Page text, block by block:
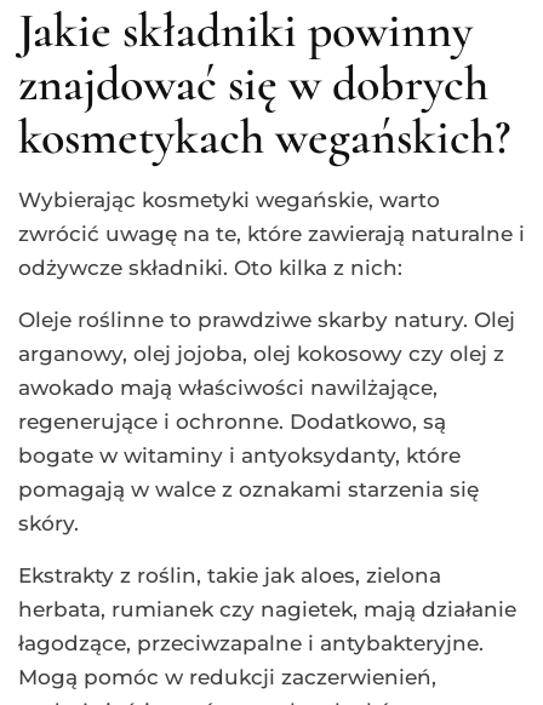
Jakie składniki powinny
znajdować się w dobrych
kosmetykach wegańskich?
Wybierając kosmetyki wegańskie, warto
zwrócić uwagę na te, które zawierają naturalne i
odżywcze składniki. Oto kilka z nich:
Oleje roślinne to prawdziwe skarby natury. Olej
arganowy, olej jojoba, olej kokosowy czy olej z
awokado mają właściwości nawilżające,
regenerujące i ochronne. Dodatkowo, są
bogate w witaminy i antyoksydanty, które
pomagają w walce z oznakami starzenia się
skóry.
Ekstrakty z roślin, takie jak aloes, zielona
herbata, rumianek czy nagietek, mają działanie
łagodzące, przeciwzapalne i antybakteryjne.
Mogą pomóc w redukcji zaczerwienień,